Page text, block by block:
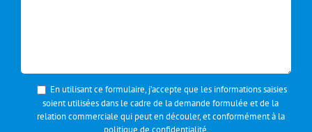
En utilisant ce formulaire, j’accepte que les informations saisies
soient utilisées dans le cadre de la demande formulée et de la
relation commerciale qui peut en découler, et conformément à la